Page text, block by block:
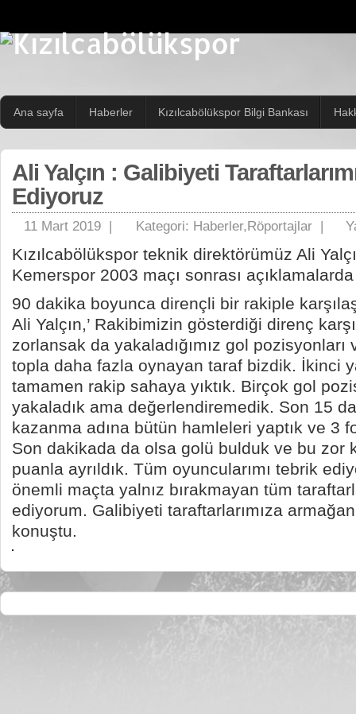
Ana sayfa Haberler Kızılcabölükspor Bilgi Bankası
Ali Yalçın : Galibiyeti
Ediyoruz
11 Mart 2019 | Kategori: Haberler,Röportajlar |
Kızılcabölükspor teknik direktörümüz Ali
Kemerspor 2003 maçı sonrası
90 dakika boyunca dirençli bir rakiple
Ali Yalçın,’ Rakibimizin gösterdiği direnç
zorlansak da yakaladığımız gol pozisyonları
topla daha fazla oynayan taraf bizdik. İkinci
tamamen rakip sahaya yıktık. Birçok gol
yakaladık ama değerlendiremedik. Son 15
kazanma adına bütün hamleleri yaptık ve 3
Son dakikada da olsa golü bulduk ve bu zor
puanla ayrıldık. Tüm oyuncularımı tebrik
önemli maçta yalnız bırakmayan tüm
ediyorum. Galibiyeti taraftarlarımıza
konuştu.